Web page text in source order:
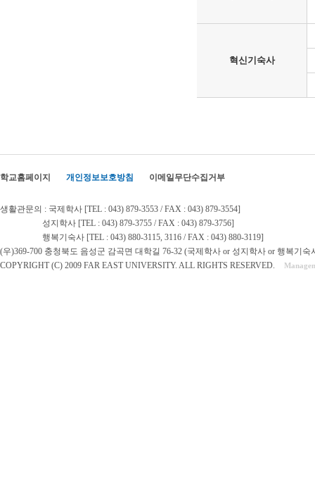
혁신기숙사
학교홈페이지 개인정보보호방침 이메일무단수집거부
생활관문의 : 국제학사 [TEL : 043) 879-3553 / FAX : 043) 879-3554]
성지학사 [TEL : 043) 879-3755 / FAX : 043) 879-3756]
행복기숙사 [TEL : 043) 880-3115, 3116 / FAX : 043) 880-3119]
(우)369-700 충청북도 음성군 감곡면 대학길 76-32 (국제학사 or 성지학사 or 행복기숙
COPYRIGHT (C) 2009 FAR EAST UNIVERSITY. ALL RIGHTS RESERVED.